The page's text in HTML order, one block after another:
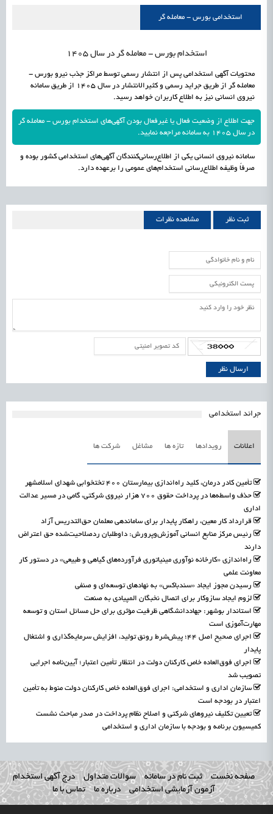
اشتغال و کارآفرینی راه‌اندازی «کارخانه نوآوری مینیاتوری فرآورده‌های گیاهی و طبیعی» در دستور کار معاونتاستخدامی بورس - معامله گر
استخدام بورس - معامله گر در سال 1405
محتویات آگهی استخدامی پس از انتشار رسمی توسط مراکز جذب نیرو بورس -
معامله گر از طریق جراید رسمی و کثیرالانتشار در سال 1405 از طریق سامانه
نیروی انسانی نیز به اطلاع کاربران خواهد رسید.
جهت اطلاع از وضعیت فعال یا غیرفعال بودن آگهی‌های استخدام بورس - معامله گر
در سال 1405 به سامانه مراجعه نمایید.
سامانه نیروی انسانی یکی از اطلاع‌رسانی‌کنندگان آگهی‌های استخدامی کشور بوده و
صرفاً وظیفه اطلاع‌رسانی استخدام‌های عمومی را برعهده دارد.
ثبت نظر مشاهده نظرات
جرائد استخدامی
اعلانات رویدادها تازه ها مشاغل شرکت ها
تأمین کادر درمان، کلید راه‌اندازی بیمارستان ۴۰۰ تختخوابی شهدای اسلامشهر
حذف واسطه‌ها در پرداخت حقوق ۷۰۰ هزار نیروی شرکتی، گامی در مسیر عدالت
اداری
قرارداد کار معین، راهکار پایدار برای ساماندهی معلمان حق‌التدریس آزاد
رئیس مرکز منابع انسانی آموزش‌وپرورش: داوطلبان ردصلاحیت‌شده حق اعتراض
دارند
راه‌اندازی «کارخانه نوآوری مینیاتوری فرآورده‌های گیاهی و طبیعی» در دستور کار
معاونت علمی
رسیدن مجوز ایجاد «سندباکس» به نهادهای توسعه‌ای و صنفی
لزوم ایجاد سازوکار برای اتصال نخبگان المپیادی به صنعت
استاندار بوشهر: جهاددانشگاهی ظرفیت مؤثری برای حل مسائل استان و توسعه
مهارت‌آموزی است
اجرای صحیح اصل ۴۴؛ پیش‌شرط رونق تولید، افزایش سرمایه‌گذاری و اشتغال
پایدار
اجرای فوق‌العاده خاص کارکنان دولت در انتظار تأمین اعتبار؛ آیین‌نامه اجرایی
تصویب شد
سازمان اداری و استخدامی: اجرای فوق‌العاده خاص کارکنان دولت منوط به تأمین
اعتبار در بودجه است
تعیین تکلیف نیروهای شرکتی و اصلاح نظام پرداخت در صدر مباحث نشست
کمیسیون برنامه و بودجه با سازمان اداری و استخدامی
صفحه نخست ثبت نام در سامانه سوالات متداول
درج آگهی استخدام
آزمون آزمایشی استخدامی
درباره ما تماس با ما